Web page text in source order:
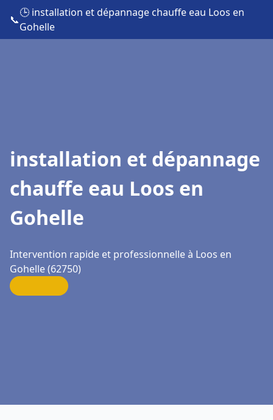
📞
🕒 installation et dépannage chauffe eau Loos en
Gohelle
installation et dépannage
chauffe eau Loos en
Gohelle
Intervention rapide et professionnelle à Loos en
Gohelle (62750)